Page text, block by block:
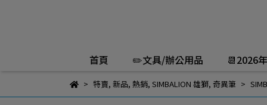
首頁 ✏️文具/辦公用品 📆2026
特賣, 新品, 熱銷, SIMBALION 雄獅, 奇異筆